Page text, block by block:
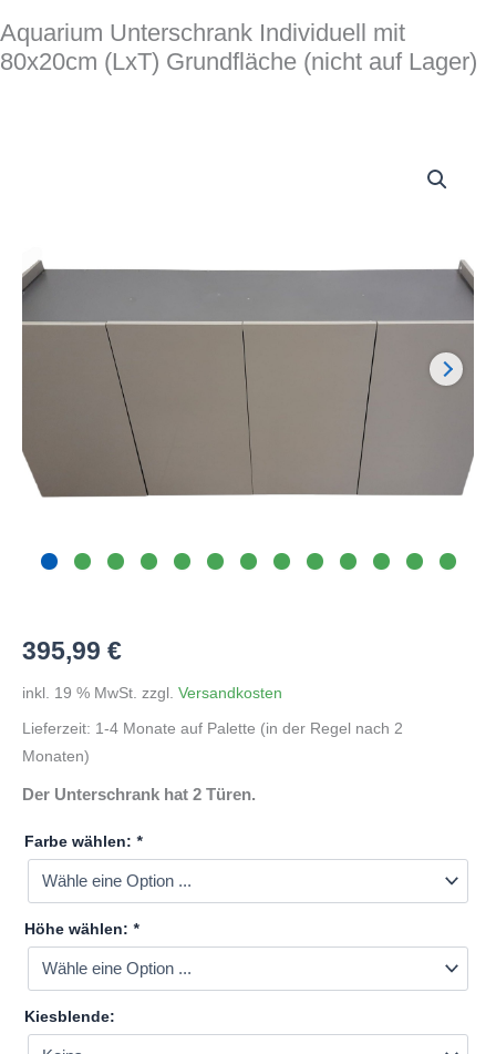
Aquarium Unterschrank Individuell mit
80x20cm (LxT) Grundfläche (nicht auf Lager)
395,99 €
inkl. 19 % MwSt. zzgl. Versandkosten
Lieferzeit: 1-4 Monate auf Palette (in der Regel nach 2
Monaten)
Der Unterschrank hat 2 Türen.
Farbe wählen: *
Höhe wählen: *
Kiesblende: